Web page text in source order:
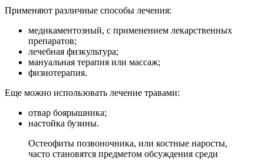
Применяют различные способы лечения:
медикаментозный, с применением лекарственных
препаратов;
лечебная физкультура;
мануальная терапия или массаж;
физиотерапия.
Еще можно использовать лечение травами:
отвар боярышника;
настойка бузины.
Остеофиты позвоночника, или костные наросты,
часто становятся предметом обсуждения среди